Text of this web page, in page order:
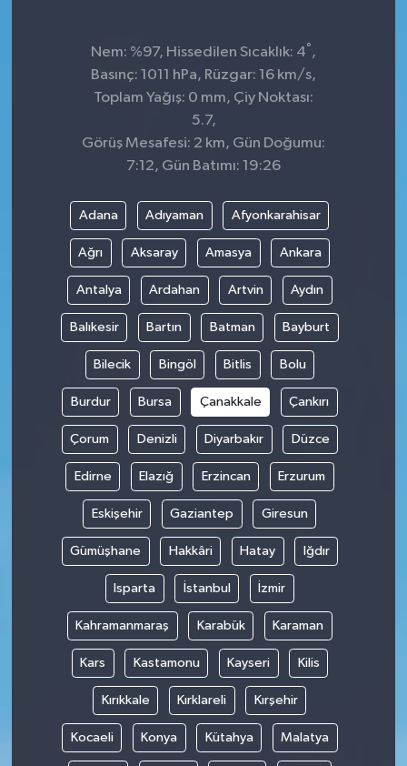
Nem: %97, Hissedilen Sıcaklık: 4° ,
Basınç: 1011 hPa, Rüzgar: 16 km/s,
Toplam Yağış: 0 mm, Çiy Noktası:
5.7,
Görüş Mesafesi: 2 km, Gün Doğumu:
7:12, Gün Batımı: 19:26
Adana Adıyaman Afyonkarahisar
Ağrı Aksaray Amasya Ankara
Antalya Ardahan Artvin Aydın
Balıkesir Bartın Batman Bayburt
Bilecik Bingöl Bitlis Bolu
Burdur Bursa Çanakkale Çankırı
Çorum Denizli Diyarbakır Düzce
Edirne Elazığ Erzincan Erzurum
Eskişehir Gaziantep Giresun
Gümüşhane Hakkâri Hatay Iğdır
Isparta İstanbul İzmir
Kahramanmaraş Karabük Karaman
Kars Kastamonu Kayseri Kilis
Kırıkkale Kırklareli Kırşehir
Kocaeli Konya Kütahya Malatya